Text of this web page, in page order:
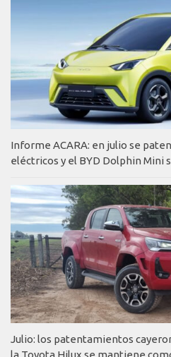
Informe ACARA: en julio se
eléctricos y el BYD Dolphin Mini
Julio: los patentamientos